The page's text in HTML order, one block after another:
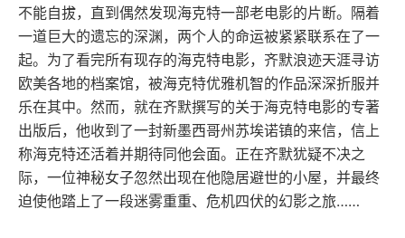
不能自拔，直到偶然发现海克特一部老电影的片断。隔着
一道巨大的遗忘的深渊，两个人的命运被紧紧联系在了一
起。为了看完所有现存的海克特电影，齐默浪迹天涯寻访
欧美各地的档案馆，被海克特优雅机智的作品深深折服并
乐在其中。然而，就在齐默撰写的关于海克特电影的专著
出版后，他收到了一封新墨西哥州苏埃诺镇的来信，信上
称海克特还活着并期待同他会面。正在齐默犹疑不决之
际，一位神秘女子忽然出现在他隐居避世的小屋，并最终
迫使他踏上了一段迷雾重重、危机四伏的幻影之旅……